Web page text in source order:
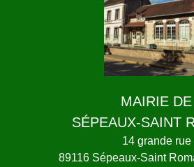
MAIRIE DE
SÉPEAUX-SAINT
14 grande rue
89116 Sépeaux-Saint